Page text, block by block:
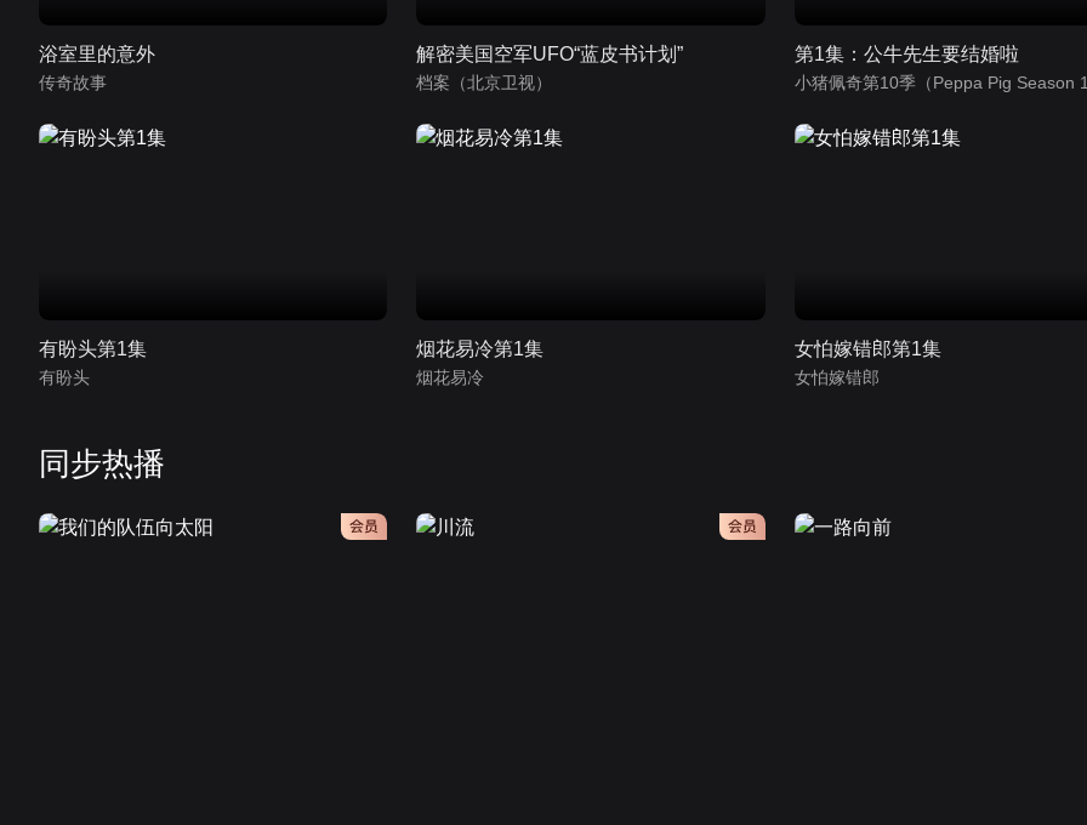
浴室里的意外
传奇故事
解密美国空军UFO“蓝皮书计划”
档案（北京卫视）
第1集：公牛先生要结婚啦
有盼头第1集
有盼头
烟花易冷第1集
烟花易冷
女怕嫁错郎第1集
女怕嫁错郎
同步热播
会员 会员